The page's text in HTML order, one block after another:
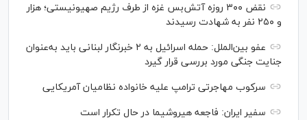
نقض ۳۰۰ روزه آتش‌بس غزه از طرف رژیم صهیونیستی؛ هزار
و ۲۵۰ نفر به شهادت رسیدند
عفو بین‌الملل: حمله اسرائیل به ۲ خبرنگار لبنانی باید به‌عنوان
جنایت جنگی مورد بررسی قرار گیرد
سرکوب مهاجرتی ترامپ علیه خانواده نظامیان آمریکایی
سفیر ایران: فاجعه هیروشیما در حال تکرار است